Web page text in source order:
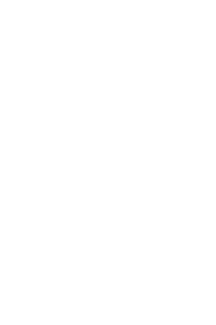
ジを付与しています